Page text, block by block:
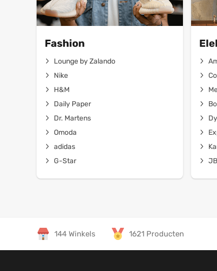
Fashion
Lounge by Zalando
Nike
H&M
Daily Paper
Dr. Martens
Omoda
adidas
G-Star
144 Winkels 1621 Producten